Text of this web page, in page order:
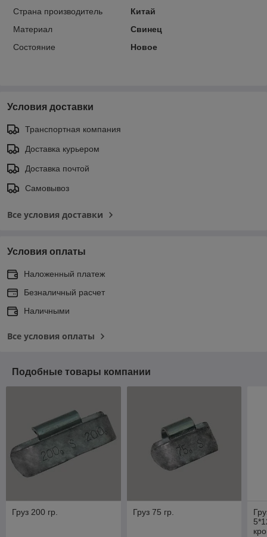
Страна производитель
Китай
Материал
Свинец
Состояние
Новое
Условия доставки
Транспортная компания
Доставка курьером
Доставка почтой
Самовывоз
Все условия доставки
Условия оплаты
Наложенный платеж
Безналичный расчет
Наличными
Все условия оплаты
Подобные товары компании
Груз 200 гр. Груз 75 гр.